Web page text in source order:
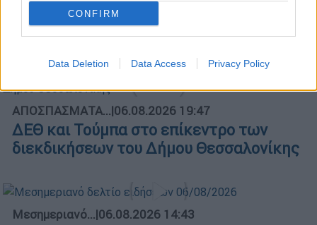
CONFIRM
Data Deletion Data Access Privacy Policy
Κεντρικό...|05.08.2026 19:49
Κεντρικό δελτίο ειδήσεων 05/08/2026
ΑΠΟΣΠΑΣΜΑΤΑ...|06.08.2026 19:47
ΔΕΘ και Τούμπα στο επίκεντρο των
διεκδικήσεων του Δήμου Θεσσαλονίκης
Μεσημεριανό...|06.08.2026 14:43